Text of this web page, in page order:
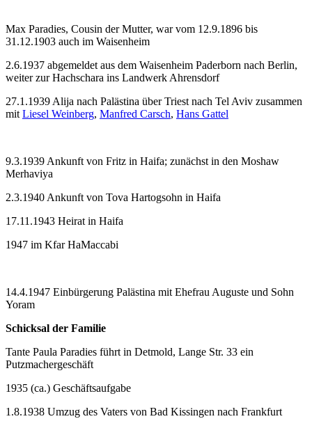
Max Paradies, Cousin der Mutter, war vom 12.9.1896 bis
31.12.1903 auch im Waisenheim
2.6.1937 abgemeldet aus dem Waisenheim Paderborn nach Berlin,
weiter zur Hachschara ins Landwerk Ahrensdorf
27.1.1939 Alija nach Palästina über Triest nach Tel Aviv zusammen
mit Liesel Weinberg, Manfred Carsch, Hans Gattel
9.3.1939 Ankunft von Fritz in Haifa; zunächst in den Moshaw
Merhaviya
2.3.1940 Ankunft von Tova Hartogsohn in Haifa
17.11.1943 Heirat in Haifa
1947 im Kfar HaMaccabi
14.4.1947 Einbürgerung Palästina mit Ehefrau Auguste und Sohn
Yoram
Schicksal der Familie
Tante Paula Paradies führt in Detmold, Lange Str. 33 ein
Putzmachergeschäft
1935 (ca.) Geschäftsaufgabe
1.8.1938 Umzug des Vaters von Bad Kissingen nach Frankfurt